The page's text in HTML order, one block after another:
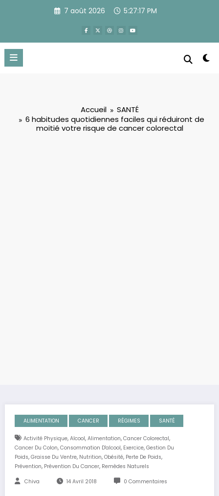
7 août 2026 5:27:18 PM
Accueil
SANTÉ
6 habitudes quotidiennes faciles qui réduiront de
moitié votre risque de cancer colorectal
ALIMENTATION CANCER RÉGIMES SANTÉ
Activité Physique, Alcool, Alimentation, Cancer Colorectal,
Cancer Du Colon, Consommation D'alcool, Exercice, Gestion Du
Poids, Graisse Du Ventre, Nutrition, Obésité, Perte De Poids,
Prévention, Prévention Du Cancer, Remèdes Naturels
Chiva 14 Avril 2018 0 Commentaires